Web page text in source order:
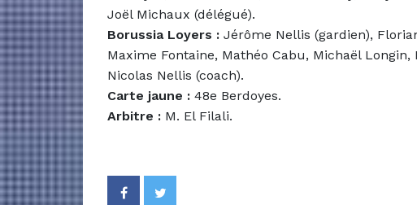
Joël Michaux (délégué).
Borussia Loyers : Jérôme Nellis (gardien),
Maxime Fontaine, Mathéo Cabu, Michaël
Nicolas Nellis (coach).
Carte jaune : 48e Berdoyes.
Arbitre : M. El Filali.